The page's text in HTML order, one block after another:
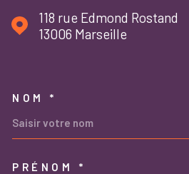
118 rue Edmond Rostand
13006
Marseille
NOM *
PRÉNOM *